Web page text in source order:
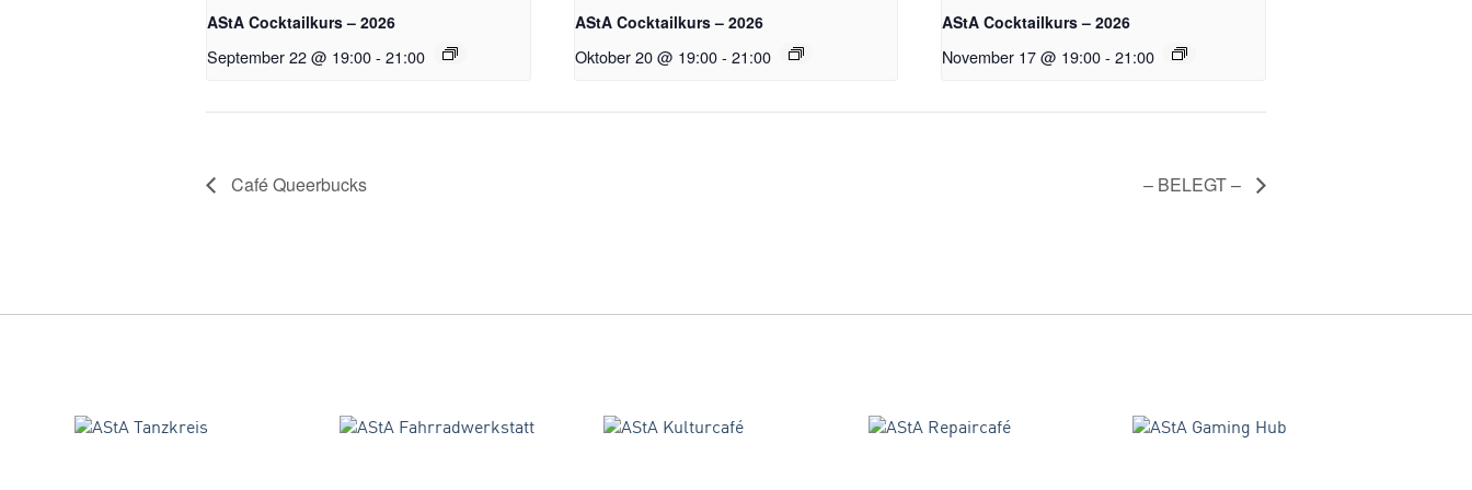
AStA Cocktailkurs – 2026
September 22 @ 19:00 - 21:00
AStA Cocktailkurs – 2026
Oktober 20 @ 19:00 - 21:00
AStA Cocktailkurs – 2026
November 17 @ 19:00- 21:00
Café Queerbucks – BELEGT –